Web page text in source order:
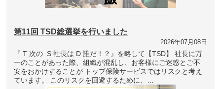
第11回 TSD総選挙を行いました
2026年07月08日
『 T 次の S 社長は D 誰だ！？』を略して【TSD】 社長に万
一のことがあった際、組織が混乱し、お客様にご迷惑とご不
安をおかけすることが トップ保険サービスではリスクと考え
ています。 このリスクを回避するために、…